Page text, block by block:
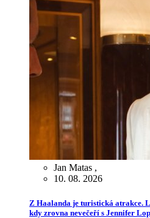
Jan Matas ,
10. 08. 2026
Z Haalanda je turistická atrakce.
kdy zrovna nevečeří s Jennifer